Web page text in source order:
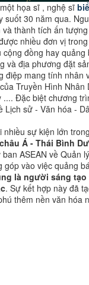
họa sĩ , nghệ sĩ
suốt 30 năm qua.
thành tích ấn
nhiều đơn vị
cộng đồng hay
và địa phương đặt
điệp mang tính nhân
Truyền Hình Nhân
.... Đặc biệt chương
Lịch sử - Văn hóa -
nhiều sự kiện lớn
Á - Thái Bình
ASEAN về Quản
vào việc quảng
là người sáng
. Sự kết hợp này đã
thêm nền văn hóa